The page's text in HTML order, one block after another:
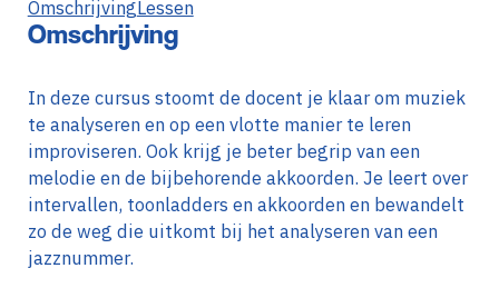
OmschrijvingLessen
Omschrijving
In deze cursus stoomt de docent je klaar om muziek
te analyseren en op een vlotte manier te leren
improviseren. Ook krijg je beter begrip van een
melodie en de bijbehorende akkoorden. Je leert over
intervallen, toonladders en akkoorden en bewandelt
zo de weg die uitkomt bij het analyseren van een
jazznummer.